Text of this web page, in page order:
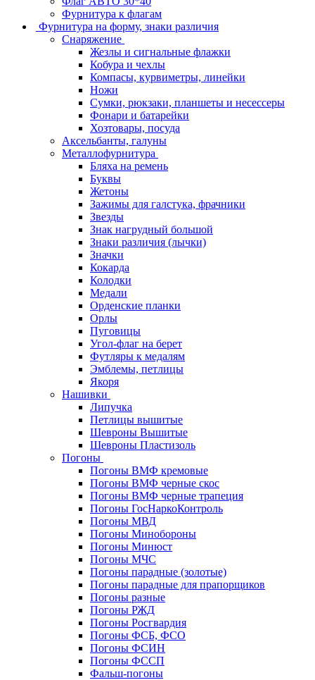
Фурнитура к флагам
Фурнитура на форму, знаки различия
Снаряжение
Жезлы и сигнальные флажки
Кобура и чехлы
Компасы, курвиметры, линейки
Ножи
Сумки, рюкзаки, планшеты и несессеры
Фонари и батарейки
Хозтовары, посуда
Аксельбанты, галуны
Металлофурнитура
Бляха на ремень
Буквы
Жетоны
Зажимы для галстука, фрачники
Звезды
Знак нагрудный большой
Знаки различия (лычки)
Значки
Кокарда
Колодки
Медали
Орденские планки
Орлы
Пуговицы
Угол-флаг на берет
Футляры к медалям
Эмблемы, петлицы
Якоря
Нашивки
Липучка
Петлицы вышитые
Шевроны Вышитые
Шевроны Пластизоль
Погоны
Погоны ВМФ кремовые
Погоны ВМФ черные скос
Погоны ВМФ черные трапеция
Погоны ГосНаркоКонтроль
Погоны МВД
Погоны Минобороны
Погоны Минюст
Погоны МЧС
Погоны парадные (золотые)
Погоны парадные для прапорщиков
Погоны разные
Погоны РЖД
Погоны Росгвардия
Погоны ФСБ, ФСО
Погоны ФСИН
Погоны ФССП
Фальш-погоны